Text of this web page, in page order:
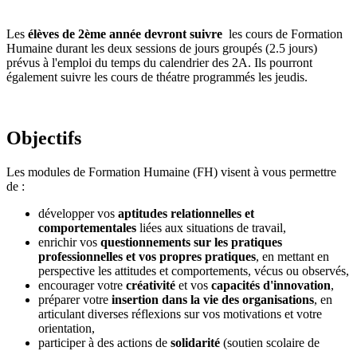
Les élèves de 2ème année devront suivre les cours de Formation
Humaine durant les deux sessions de jours groupés (2.5 jours)
prévus à l'emploi du temps du calendrier des 2A. Ils pourront
également suivre les cours de théatre programmés les jeudis.
Objectifs
Les modules de Formation Humaine (FH) visent à vous permettre
de :
développer vos aptitudes relationnelles et
comportementales liées aux situations de travail,
enrichir vos questionnements sur les pratiques
professionnelles et vos propres pratiques, en mettant en
perspective les attitudes et comportements, vécus ou observés,
encourager votre créativité et vos capacités d'innovation,
préparer votre insertion dans la vie des organisations, en
articulant diverses réflexions sur vos motivations et votre
orientation,
participer à des actions de solidarité (soutien scolaire de